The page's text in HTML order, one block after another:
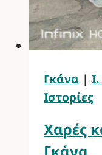
Γκάνα |
Ιστορίες
Χαρές
Γκάνα